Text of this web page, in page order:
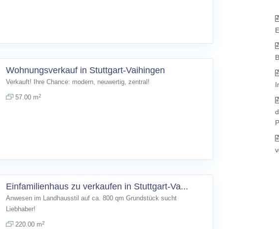
Wohnungsverkauf in Stuttgart-Vaihingen
Verkauft! Ihre Chance: modern, neuwertig, zentral!
57.00 m2
Einfamilienhaus zu verkaufen in Stuttgart-Va...
Anwesen im Landhausstil auf ca. 800 qm Grundstück sucht
Liebhaber!
220.00 m2